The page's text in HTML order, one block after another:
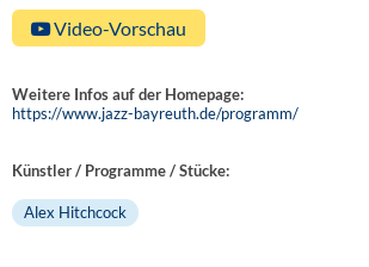
Video-Vorschau
Weitere Infos auf der Homepage:
https://www.jazz-bayreuth.de/programm/
Künstler / Programme / Stücke:
Alex Hitchcock